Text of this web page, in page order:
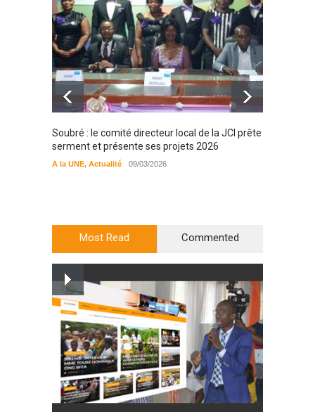
Soubré : le comité directeur local de la JCI prête
serment et présente ses projets 2026
A la UNE, Actualité 09/03/2026
Most Read Commented